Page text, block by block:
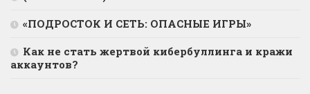
«ПОДРОСТОК И СЕТЬ: ОПАСНЫЕ ИГРЫ»
Как не стать жертвой кибербуллинга и кражи
аккаунтов?